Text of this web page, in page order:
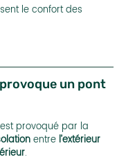
le confort des
un pont
provoqué par la
entre l’extérieur
.